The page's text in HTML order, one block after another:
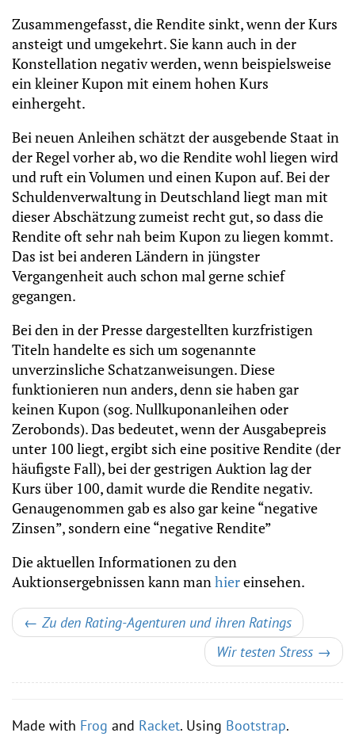
Zusammengefasst, die Rendite sinkt, wenn der Kurs
ansteigt und umgekehrt. Sie kann auch in der
Konstellation negativ werden, wenn beispielsweise
ein kleiner Kupon mit einem hohen Kurs
einhergeht.
Bei neuen Anleihen schätzt der ausgebende Staat in
der Regel vorher ab, wo die Rendite wohl liegen wird
und ruft ein Volumen und einen Kupon auf. Bei der
Schuldenverwaltung in Deutschland liegt man mit
dieser Abschätzung zumeist recht gut, so dass die
Rendite oft sehr nah beim Kupon zu liegen kommt.
Das ist bei anderen Ländern in jüngster
Vergangenheit auch schon mal gerne schief
gegangen.
Bei den in der Presse dargestellten kurzfristigen
Titeln handelte es sich um sogenannte
unverzinsliche Schatzanweisungen. Diese
funktionieren nun anders, denn sie haben gar
keinen Kupon (sog. Nullkuponanleihen oder
Zerobonds). Das bedeutet, wenn der Ausgabepreis
unter 100 liegt, ergibt sich eine positive Rendite (der
häufigste Fall), bei der gestrigen Auktion lag der
Kurs über 100, damit wurde die Rendite negativ.
Genaugenommen gab es also gar keine “negative
Zinsen”, sondern eine “negative Rendite”
Die aktuellen Informationen zu den
Auktionsergebnissen kann manhiereinsehen.
← Zu den Rating-Agenturen und ihren Ratings
Wir testen Stress →
Made with Frog and Racket. Using Bootstrap.